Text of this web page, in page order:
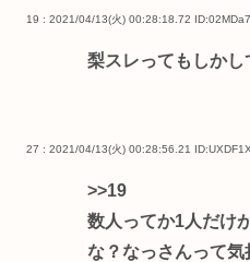
19 : 2021/04/13(火) 00:28:18.72
梨スレってもしかし
27 : 2021/04/13(火) 00:28:56.21
>>19
数人ってか1人だけ
な？なっさんって気